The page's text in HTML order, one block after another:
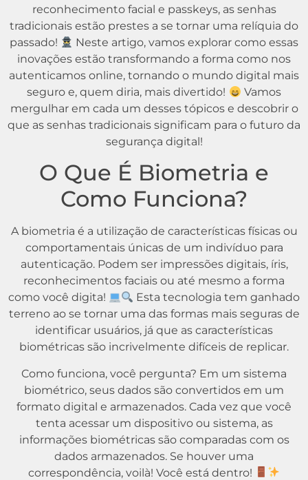
reconhecimento facial e passkeys, as senhas
tradicionais estão prestes a se tornar uma relíquia do
passado!
Neste artigo, vamos explorar como essas
inovações estão transformando a forma como nos
autenticamos online, tornando o mundo digital mais
seguro e, quem diria, mais divertido!
Vamos
mergulhar em cada um desses tópicos e descobrir o
que as senhas tradicionais significam para o futuro da
segurança digital!
O Que É Biometria e
Como Funciona?
A biometria é a utilização de características físicas ou
comportamentais únicas de um indivíduo para
autenticação. Podem ser impressões digitais, íris,
reconhecimentos faciais ou até mesmo a forma
como você digita!
Esta tecnologia tem ganhado
terreno ao se tornar uma das formas mais seguras de
identificar usuários, já que as características
biométricas são incrivelmente difíceis de replicar.
Como funciona, você pergunta? Em um sistema
biométrico, seus dados são convertidos em um
formato digital e armazenados. Cada vez que você
tenta acessar um dispositivo ou sistema, as
informações biométricas são comparadas com os
dados armazenados. Se houver uma
correspondência, voilà! Você está dentro!